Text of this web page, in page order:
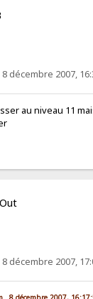
8 décembre 2007,
au niveau 11
8 décembre 2007,